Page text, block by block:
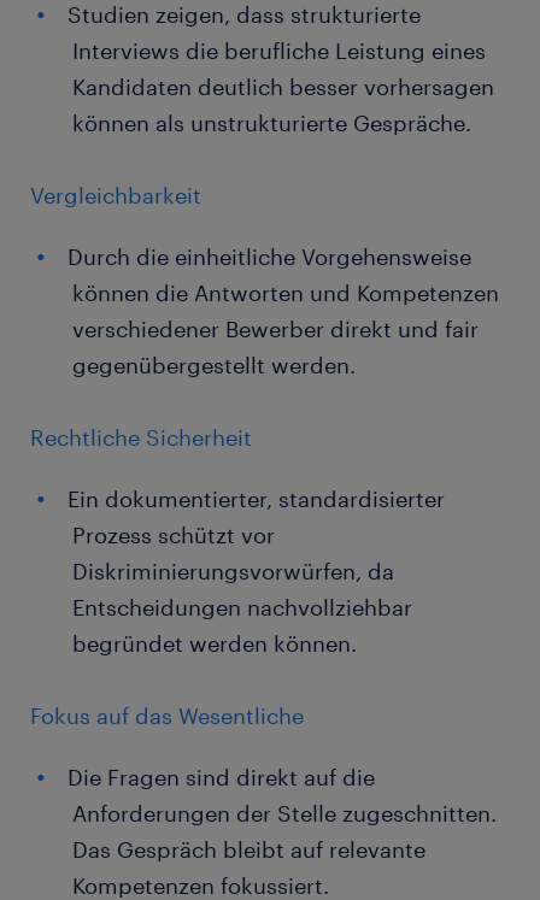
Studien zeigen, dass strukturierte
Interviews die berufliche Leistung eines
Kandidaten deutlich besser vorhersagen
können als unstrukturierte Gespräche.
Vergleichbarkeit
Durch die einheitliche Vorgehensweise
können die Antworten und Kompetenzen
verschiedener Bewerber direkt und fair
gegenübergestellt werden.
Rechtliche Sicherheit
Ein dokumentierter, standardisierter
Prozess schützt vor
Diskriminierungsvorwürfen, da
Entscheidungen nachvollziehbar
begründet werden können.
Fokus auf das Wesentliche
Die Fragen sind direkt auf die
Anforderungen der Stelle zugeschnitten.
Das Gespräch bleibt auf relevante
Kompetenzen fokussiert.